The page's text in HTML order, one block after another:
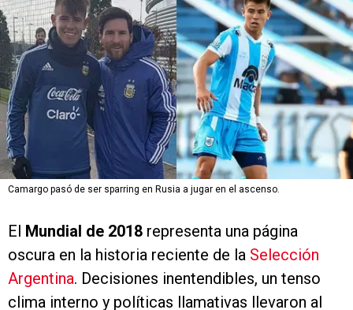
Camargo pasó de ser sparring en Rusia a jugar en el ascenso.
El Mundial de 2018 representa una página
oscura en la historia reciente de la Selección
Argentina. Decisiones inentendibles, un tenso
clima interno y políticas llamativas llevaron al